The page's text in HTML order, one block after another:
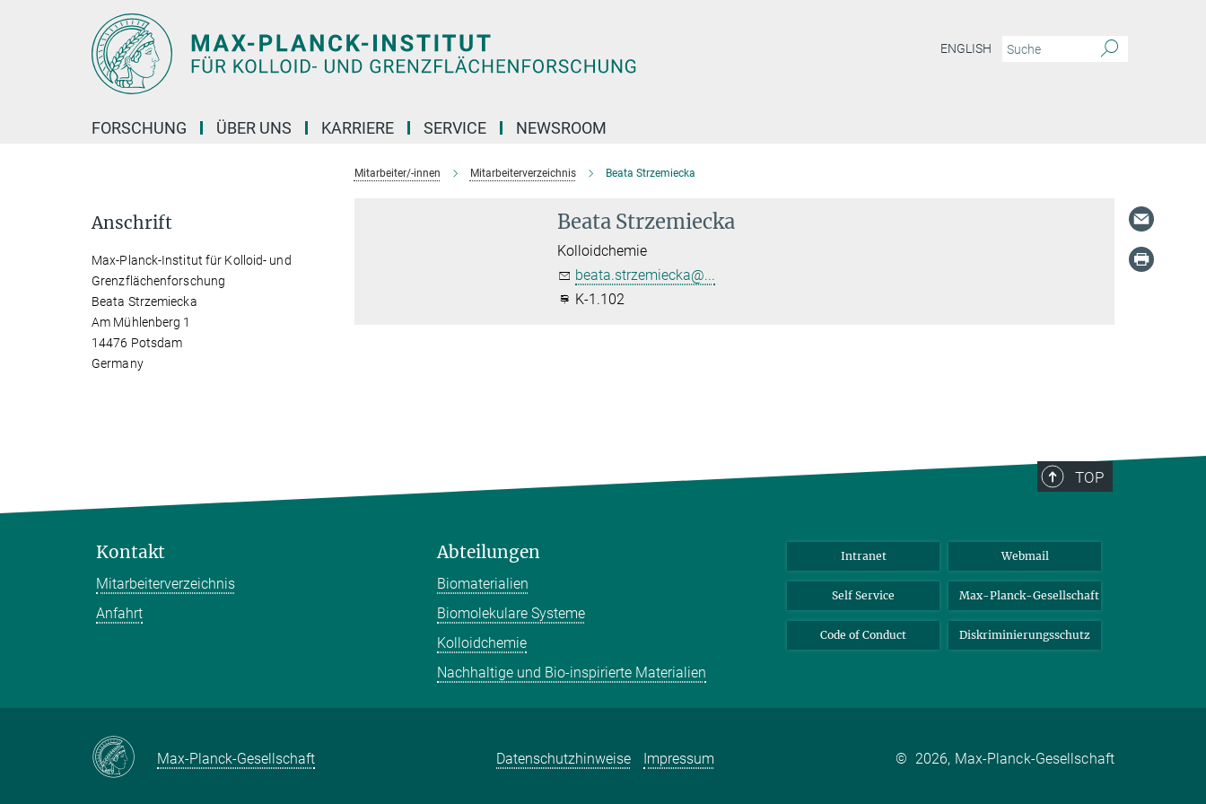
ENGLISH
FORSCHUNG ÜBER UNS KARRIERE SERVICE NEWSROOM
Mitarbeiter/-innen Mitarbeiterverzeichnis Beata Strzemiecka
Beata Strzemiecka
Kolloidchemie
beata.strzemiecka@...
K-1.102
Anschrift
Max-Planck-Institut für Kolloid- und
Grenzflächenforschung
Beata Strzemiecka
Am Mühlenberg 1
14476 Potsdam
Germany
TOP
Kontakt
Mitarbeiterverzeichnis
Anfahrt
Abteilungen
Biomaterialien
Biomolekulare Systeme
Kolloidchemie
Nachhaltige und Bio-inspirierte Materialien
Intranet Webmail
Self Service Max-Planck-Gesellschaft
Code of Conduct Diskriminierungsschutz
Max-Planck-Gesellschaft Datenschutzhinweise Impressum © 2026, Max-Planck-Gesellschaft